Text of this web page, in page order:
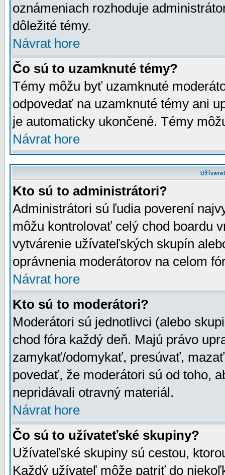
oznámeniach rozhoduje
dôležité témy.
Návrat hore
Čo sú to uzamknuté témy?
Témy môžu byť uzamknuté
odpovedať na uzamknuté témy ani
je automaticky ukončené. Témy
Návrat hore
Kto sú to administrátori?
Administrátori sú ľudia poverení
môžu kontrolovať celý chod boardu
vytvárenie užívateľských skupín
oprávnenia moderátorov na celom
Návrat hore
Kto sú to moderátori?
Moderátori sú jednotlivci (alebo
chod fóra každý deň. Majú právo
zamykať/odomykať, presúvať,
povedať, že moderátori sú od toho,
nepridávali otravný materiál.
Návrat hore
Čo sú to užívateťské skupiny?
Užívateľské skupiny sú cestou,
Každý užívateľ môže patriť do